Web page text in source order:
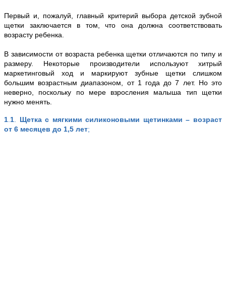
Первый и, пожалуй, главный критерий выбора детской зубной
щетки заключается в том, что она должна соответствовать
возрасту ребенка.
В зависимости от возраста ребенка щетки отличаются по типу и
размеру. Некоторые производители используют хитрый
маркетинговый ход и маркируют зубные щетки слишком
большим возрастным диапазоном, от 1 года до 7 лет. Но это
неверно, поскольку по мере взросления малыша тип щетки
нужно менять.
1 1
Щетка с мягкими силиконовыми щетинками – возраст
от 6 месяцев до 1,5 лет;